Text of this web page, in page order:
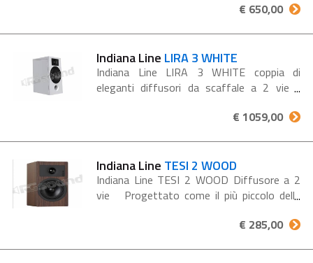
un'eccellenza nell'equilibrio tra qualità audio
€ 650,00
Indiana Line LIRA 3 WHITE
Indiana Line LIRA 3 WHITE coppia di
eleganti diffusori da scaffale a 2 vie -
scaffale compatto, progettato da Indiana
€ 1059,00
Indiana Line TESI 2 WOOD
Indiana Line TESI 2 WOOD Diffusore a 2
vie Progettato come il più piccolo della
offre un suono dinamico e privo di
€ 285,00